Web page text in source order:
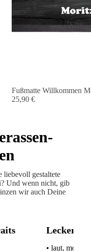
Fußmatte Willkommen
25,90 €
gestaltete
Und wenn nicht, gib
wir auch Deine
• laut,